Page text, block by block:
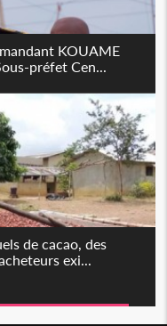
KOUAME
préfet Cen...
de cacao, des
exi...